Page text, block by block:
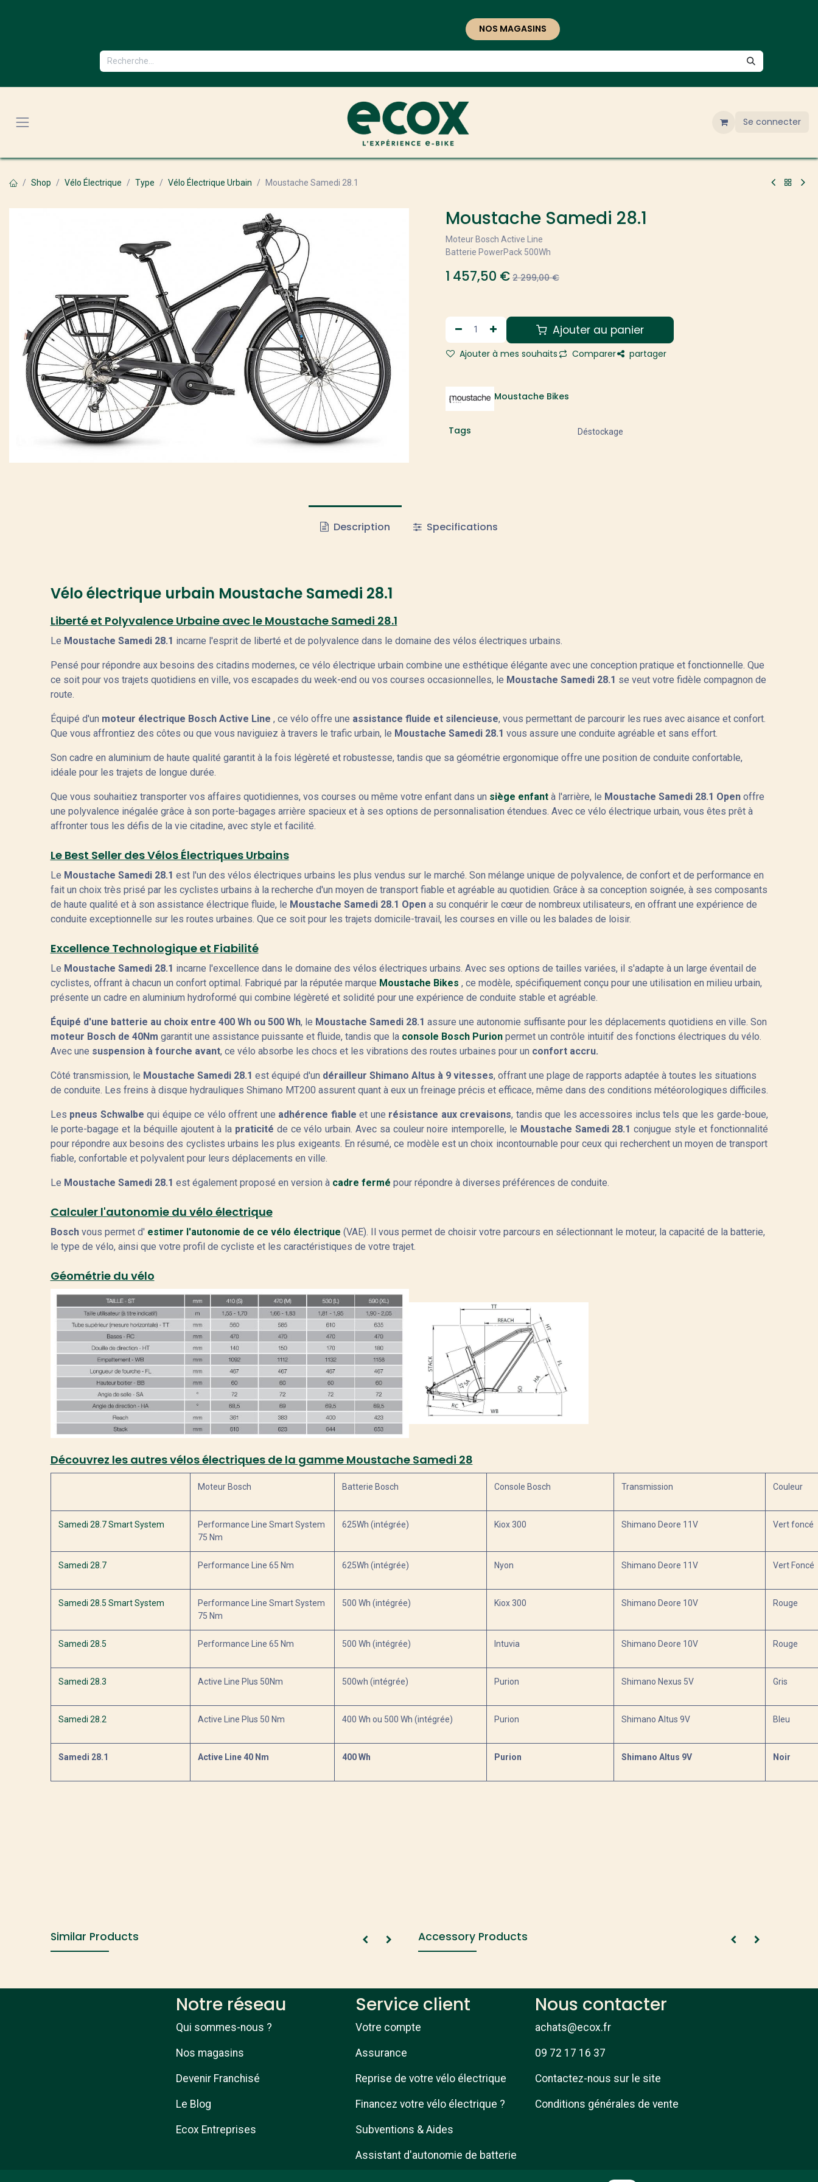
NOS MAGASINS
Se connecter
Shop Vélo Électrique Type Vélo Électrique Urbain Moustache Samedi 28.1
Moustache Samedi 28.1
Moteur Bosch Active Line
Batterie PowerPack 500Wh
1 457,50 € 2 299,00€
Ajouter au panier
Ajouter à mes souhaits Comparer partager
Moustache Bikes
Tags Déstockage
Description Specifications
Vélo électrique urbain Moustache Samedi 28.1
Liberté et Polyvalence Urbaine avec le Moustache Samedi 28.1
Le Moustache Samedi 28.1 incarne l'esprit de liberté et de polyvalence dans le domaine des vélos électriques urbains.
Pensé pour répondre aux besoins des citadins modernes, ce vélo électrique urbain combine une esthétique élégante avec une conception pratique et fonctionnelle. Que
ce soit pour vos trajets quotidiens en ville, vos escapades du week-end ou vos courses occasionnelles, le Moustache Samedi 28.1 se veut votre fidèle compagnon de
route.
Équipé d'un moteur électrique Bosch Active Line , ce vélo offre une assistance fluide et silencieuse, vous permettant de parcourir les rues avec aisance et confort.
Que vous affrontiez des côtes ou que vous naviguiez à travers le trafic urbain, le Moustache Samedi 28.1 vous assure une conduite agréable et sans effort.
Son cadre en aluminium de haute qualité garantit à la fois légèreté et robustesse, tandis que sa géométrie ergonomique offre une position de conduite confortable,
idéale pour les trajets de longue durée.
Que vous souhaitiez transporter vos affaires quotidiennes, vos courses ou même votre enfant dans un siège enfantà l'arrière, le Moustache Samedi 28.1 Openoffre
une polyvalence inégalée grâce à son porte-bagages arrière spacieux et à ses options de personnalisation étendues. Avec ce vélo électrique urbain, vous êtes prêt à
affronter tous les défis de la vie citadine, avec style et facilité.
Le Best Seller des Vélos Électriques Urbains
Le Moustache Samedi 28.1 est l'un des vélos électriques urbains les plus vendus sur le marché. Son mélange unique de polyvalence, de confort et de performance en
fait un choix très prisé par les cyclistes urbains à la recherche d'un moyen de transport fiable et agréable au quotidien. Grâce à sa conception soignée, à ses composants
de haute qualité et à son assistance électrique fluide, le Moustache Samedi 28.1 Open a su conquérir le cœur de nombreux utilisateurs, en offrant une expérience de
conduite exceptionnelle sur les routes urbaines. Que ce soit pour les trajets domicile-travail, les courses en ville ou les balades de loisir.
Excellence Technologique et Fiabilité
Le Moustache Samedi 28.1 incarne l'excellence dans le domaine des vélos électriques urbains. Avec ses options de tailles variées, il s'adapte à un large éventail de
cyclistes, offrant à chacun un confort optimal. Fabriqué par la réputée marque Moustache Bikes , ce modèle, spécifiquement conçu pour une utilisation en milieu urbain,
présente un cadre en aluminium hydroformé qui combine légèreté et solidité pour une expérience de conduite stable et agréable.
Équipé d'une batterie au choix entre 400 Wh ou 500 Wh, le Moustache Samedi 28.1 assure une autonomie suffisante pour les déplacements quotidiens en ville. Son
moteur Bosch de 40Nm garantit une assistance puissante et fluide, tandis que la console Bosch Purionpermet un contrôle intuitif des fonctions électriques du vélo.
Avec une suspension à fourche avant, ce vélo absorbe les chocs et les vibrations des routes urbaines pour un confort accru.
Côté transmission, le Moustache Samedi 28.1 est équipé d'un dérailleur Shimano Altus à 9 vitesses, offrant une plage de rapports adaptée à toutes les situations
de conduite. Les freins à disque hydrauliques Shimano MT200 assurent quant à eux un freinage précis et efficace, même dans des conditions météorologiques difficiles.
Les pneus Schwalbe qui équipe ce vélo offrent une adhérence fiable et une résistance aux crevaisons, tandis que les accessoires inclus tels que les garde-boue,
le porte-bagage et la béquille ajoutent à la praticité de ce vélo urbain. Avec sa couleur noire intemporelle, le Moustache Samedi 28.1conjugue style et fonctionnalité
pour répondre aux besoins des cyclistes urbains les plus exigeants. En résumé, ce modèle est un choix incontournable pour ceux qui recherchent un moyen de transport
fiable, confortable et polyvalent pour leurs déplacements en ville.
Le Moustache Samedi 28.1 est également proposé en version à cadre fermé pour répondre à diverses préférences de conduite.
Calculer l'autonomie du vélo électrique
Bosch vous permet d' estimer l'autonomie de ce vélo électrique (VAE). Il vous permet de choisir votre parcours en sélectionnant le moteur, la capacité de la batterie,
le type de vélo, ainsi que votre profil de cycliste et les caractéristiques de votre trajet.
Géométrie du vélo
Découvrez les autres vélos électriques de la gamme Moustache Samedi 28
Moteur Bosch Batterie Bosch Console Bosch Transmission Couleur
Samedi 28.7 Smart System
Performance Line Smart System
75 Nm
625Wh (intégrée) Kiox 300 Shimano Deore 11V Vert foncé
Samedi 28.7 Performance Line 65 Nm 625Wh (intégrée) Nyon Shimano Deore 11V Vert Foncé
Samedi 28.5 Smart System
Performance Line Smart System
75 Nm
500 Wh (intégrée) Kiox 300 Shimano Deore 10V Rouge
Samedi 28.5 Performance Line 65 Nm 500 Wh (intégrée) Intuvia Shimano Deore 10V Rouge
Samedi 28.3 Active Line Plus 50Nm 500wh (intégrée) Purion Shimano Nexus 5V Gris
Samedi 28.2 Active Line Plus 50 Nm 400 Wh ou 500 Wh (intégrée) Purion Shimano Altus 9V Bleu
Samedi 28.1 Active Line 40 Nm 400 Wh Purion Shimano Altus 9V Noir
Similar Products Accessory Products
Nous contacter
achats@ecox.fr
09 72 17 16 37
Contactez-nous sur le site
Conditions générales de vente
Service client
Votre compte
Assurance
Reprise de votre vélo électrique
Financez votre vélo électrique ?
Subventions & Aides
Assistant d'autonomie de batterie
Notre réseau
Qui sommes-nous ?
Nos magasins
Devenir Franchisé
Le Blog
Ecox Entreprises